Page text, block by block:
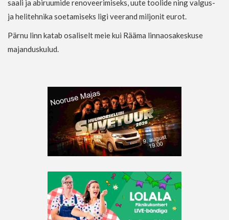
saali ja abiruumide renoveerimiseks, uute toolide ning valgus-
ja helitehnika soetamiseks ligi veerand miljonit eurot.
Pärnu linn katab osaliselt meie kui Rääma linnaosakeskuse
majanduskulud.